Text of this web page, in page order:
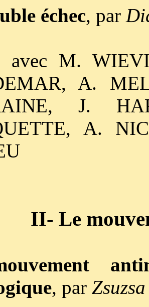
échec, par
avec M.
A.
J.
A.
II- Le
, par